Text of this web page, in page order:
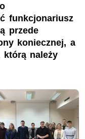
funkcjonariusz
przede
koniecznej, a
którą należy